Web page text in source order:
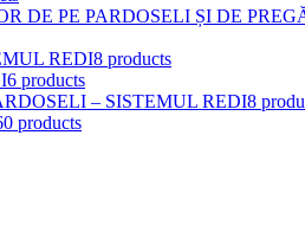
DE PE PARDOSELI ȘI DE
REDI8 products
6 products
– SISTEMUL REDI8
products